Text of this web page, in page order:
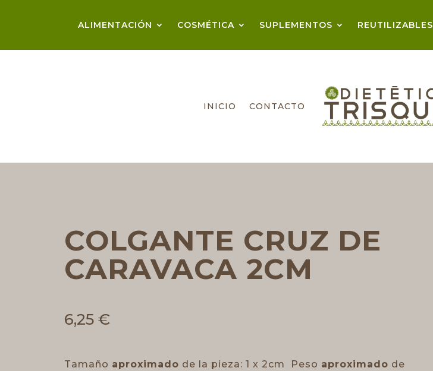
ALIMENTACIÓN COSMÉTICA SUPLEMENTOS REUTILIZABLES
INICIO CONTACTO
COLGANTE CRUZ DE
CARAVACA 2CM
6,25 €
Tamaño aproximado de la pieza: 1 x 2cm Peso aproximado de